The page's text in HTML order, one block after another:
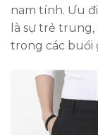
nam tính. Ưu
là sự trẻ
trong các buổi